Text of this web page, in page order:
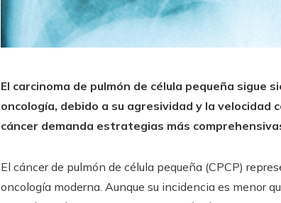
El carcinoma de pulmón de célula pequeña sigue
oncología, debido a su agresividad y la velocidad
cáncer demanda estrategias más
El cáncer de pulmón de célula pequeña (CPCP)
oncología moderna. Aunque su incidencia es menor